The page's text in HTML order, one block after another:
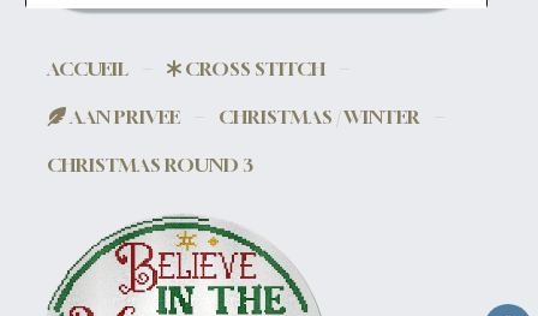
ACCUEIL
CROSS STITCH
AAN PRIVEE
CHRISTMAS / WINTER
CHRISTMAS ROUND 3